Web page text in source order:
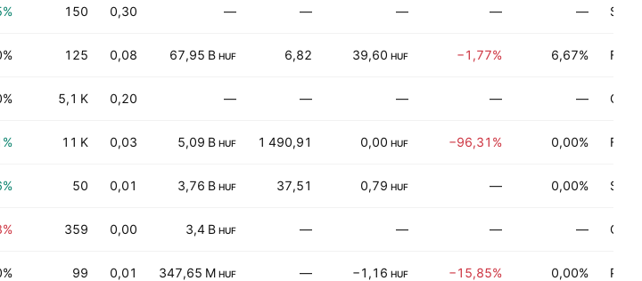
150 0,30 — — — — —
125 0,08 67,95 B HUF 6,82 39,60 HUF −1,77% 6,67%
5,1 K 0,20 — — — — —
11 K 0,03 5,09 B HUF 1 490,91 0,00 HUF −96,31% 0,00%
50 0,01 3,76 B HUF 37,51 0,79 HUF — 0,00%
359 0,00 3,4 B HUF — — — —
99 0,01 347,65 M HUF — −1,16 HUF −15,85% 0,00%